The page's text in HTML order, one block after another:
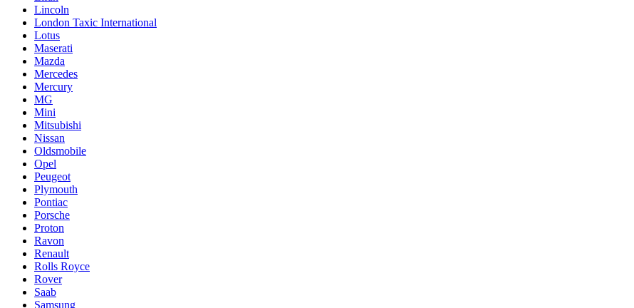
Lincoln
London Taxic International
Lotus
Maserati
Mazda
Mercedes
Mercury
MG
Mini
Mitsubishi
Nissan
Oldsmobile
Opel
Peugeot
Plymouth
Pontiac
Porsche
Proton
Ravon
Renault
Rolls Royce
Rover
Saab
Samsung